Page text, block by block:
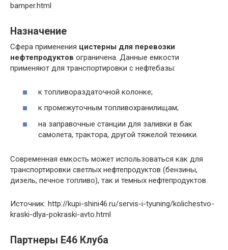
bamper.html
Назначение
Сфера применения цистерны для перевозки
нефтепродуктов ограничена. Данные емкости
применяют для транспортировки с нефтебазы:
к топливораздаточной колонке;
к промежуточным топливохранилищам;
на заправочные станции для заливки в бак
самолета, трактора, другой тяжелой техники.
Современная емкость может использоваться как для
транспортировки светлых нефтепродуктов (бензины,
дизель, печное топливо), так и темных нефтепродуктов.
Источник: http://kupi-shini46.ru/servis-i-tyuning/kolichestvo-
kraski-dlya-pokraski-avto.html
Партнеры E46 Клуба